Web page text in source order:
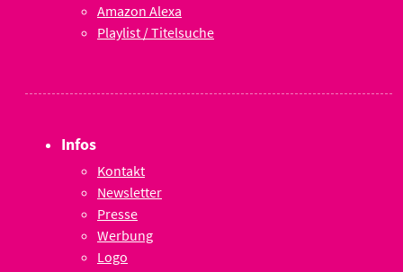
Amazon Alexa
Playlist / Titelsuche
Infos
Kontakt
Newsletter
Presse
Werbung
Logo